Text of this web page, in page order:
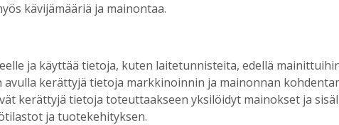
digitilausta voimassa
kävijämääriä ja mainontaa.
ja käyttää tietoja, kuten laitetunnisteita, edellä
kerättyjä tietoja markkinoinnin ja mainonnan
kerättyjä tietoja toteuttaakseen yksilöidyt mainokset ja
ja tuotekehityksen.